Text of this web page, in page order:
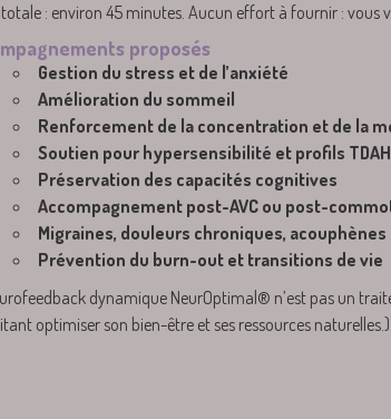
: environ 45 minutes. Aucun effort à fournir : vous
proposés
Gestion du stress et de l’anxiété
Amélioration du sommeil
Renforcement de la concentration et de la
Soutien pour hypersensibilité et profils
Préservation des capacités cognitives
Accompagnement post-AVC ou post-
Migraines, douleurs chroniques, acouphènes
Prévention du burn-out et transitions de vie
dynamique NeurOptimal® n’est pas un
optimiser son bien-être et ses ressources naturelles.)